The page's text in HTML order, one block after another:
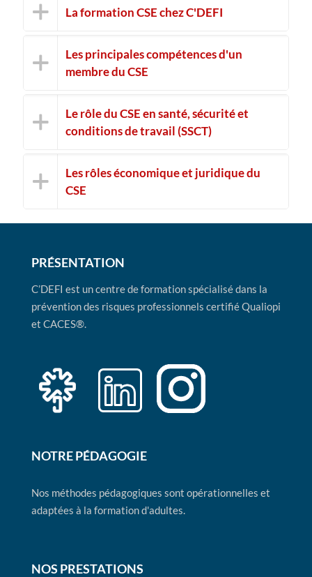
La formation CSE chez C'DEFI
Les principales compétences d'un
membre du CSE
Le rôle du CSE en santé, sécurité et
conditions de travail (SSCT)
Les rôles économique et juridique du
CSE
PRÉSENTATION
C’DEFI est un centre de formation spécialisé dans la
prévention des risques professionnels certifié Qualiopi
et CACES®.
NOTRE PÉDAGOGIE
Nos méthodes pédagogiques sont opérationnelles et
adaptées à la formation d'adultes.
NOS PRESTATIONS